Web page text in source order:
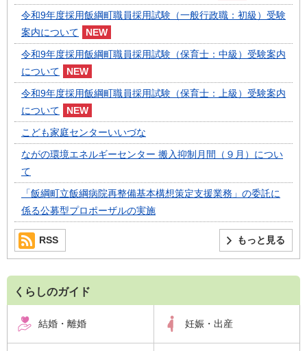
令和9年度採用飯綱町職員採用試験（一般行政職：初級）受験
案内について
令和9年度採用飯綱町職員採用試験（保育士：中級）受験案内
について
令和9年度採用飯綱町職員採用試験（保育士：上級）受験案内
について
こども家庭センターいいづな
ながの環境エネルギーセンター 搬入抑制月間（９月）につい
て
「飯綱町立飯綱病院再整備基本構想策定支援業務」の委託に
係る公募型プロポーザルの実施
もっと見る
RSS
くらしのガイド
結婚・離婚 妊娠・出産